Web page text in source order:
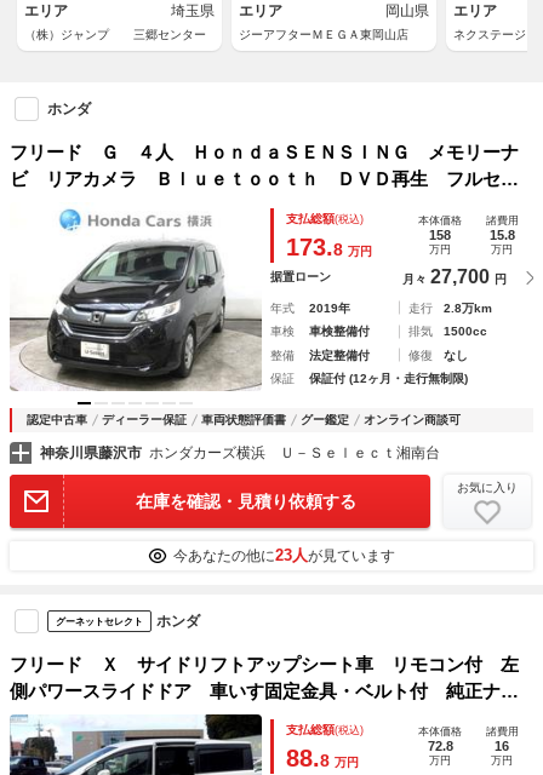
エリア
埼玉県
（株）ジャンプ 三郷センター
エリア
岡山県
ジーアフターＭＥＧＡ東岡山店
エリア
ネクステージ
ホンダ
フリード Ｇ ４人 ＨｏｎｄａＳＥＮＳＩＮＧ メモリーナ
ビ リアカメラ Ｂｌｕｅｔｏｏｔｈ ＤＶＤ再生 フルセグ
ＴＶ 両側電動スライドドア ＥＴＣ サイド・カーテンエア
バッグ ＬＥＤヘッドライト ワンオーナー
支払総額(税込)
173.8 万円
本体価格
158
万円
諸費用
15.8
万円
据置ローン 月々 27,700 円
年式 2019年 走行
2.8万km
車検
車検整備付 排気
1500cc
整備
法定整備付 修復
なし
保証
保証付 (12ヶ月・走行無制限)
認定中古車 ディーラー保証 車両状態評価書 グー鑑定 オンライン商談可
神奈川県藤沢市 ホンダカーズ横浜 Ｕ－Ｓｅｌｅｃｔ湘南台
在庫を確認・見積り依頼する
お気に入り
今あなたの他に23人が見ています
グーネットセレクト ホンダ
フリード Ｘ サイドリフトアップシート車 リモコン付 左
側パワースライドドア 車いす固定金具・ベルト付 純正ナ
ビ バックカメラ ＥＴＣ ＵＳＢ 電格ミラー オートエア
コン キーレス 後部座席ガラスサンシェード付
支払総額(税込)
88.8 万円
本体価格
72.8
万円
諸費用
16
万円